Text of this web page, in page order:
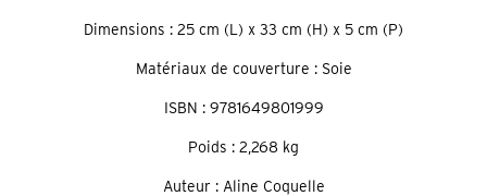
Dimensions : 25 cm (L) x 33 cm (H) x 5 cm (P)
Matériaux de couverture : Soie
ISBN : 9781649801999
Poids : 2,268 kg
Auteur : Aline Coquelle